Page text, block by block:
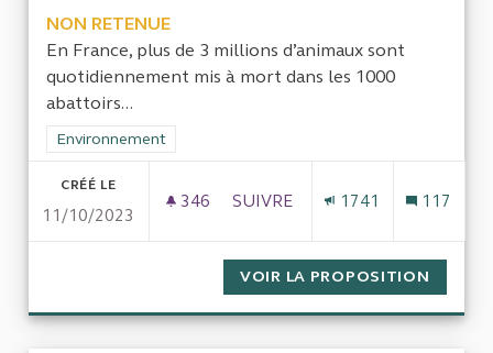
NON RETENUE
En France, plus de 3 millions d’animaux sont
quotidiennement mis à mort dans les 1000
abattoirs...
Filtrer les résultats de la catégorie : Environnement
Environnement
CRÉÉ LE
11/10/2023
346 346 ABONNÉS
SUIVRE
1741 117
VOIR LA PROPOSITION